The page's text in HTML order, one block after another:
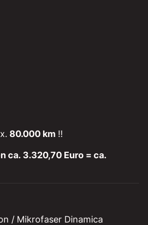
80.000 km !!
ca. 3.320,70 Euro = ca.
/ Mikrofaser Dinamica